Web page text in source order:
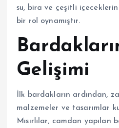
su, bira ve çeşitli
bir rol oynamıştır.
Gelişimi
İlk bardakların ardından,
malzemeler ve tasarımlar
Mısırlılar, camdan